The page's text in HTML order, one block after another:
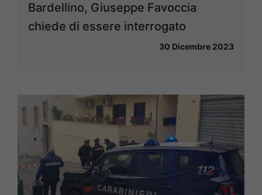
Bardellino, Giuseppe Favoccia
chiede di essere interrogato
30 Dicembre 2023